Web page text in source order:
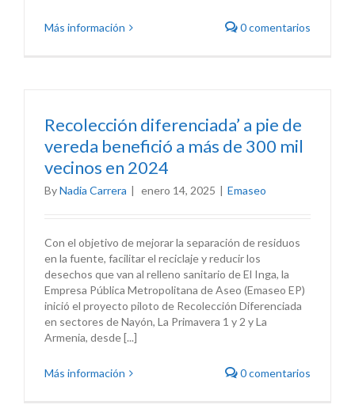
Más información 0 comentarios
Recolección diferenciada’ a pie de
vereda benefició a más de 300 mil
vecinos en 2024
ByNadia Carrera | enero 14, 2025 | Emaseo
Con el objetivo de mejorar la separación de residuos
en la fuente, facilitar el reciclaje y reducir los
desechos que van al relleno sanitario de El Inga, la
Empresa Pública Metropolitana de Aseo (Emaseo EP)
inició el proyecto piloto de Recolección Diferenciada
en sectores de Nayón, La Primavera 1 y 2 y La
Armenia, desde [...]
Más información 0 comentarios